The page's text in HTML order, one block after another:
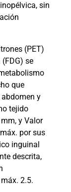
sin
(PET)
se
que
y
tejido
y Valor
por sus
inguinal
descrita,
2.5.